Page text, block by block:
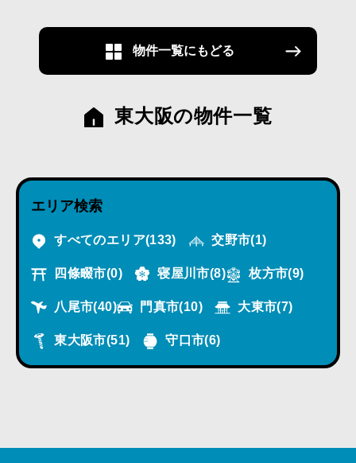
物件一覧にもどる
東大阪の物件一覧
エリア検索
すべてのエリア(133) 交野市(1)
四條畷市(0) 寝屋川市(8) 枚方市(9)
八尾市(40) 門真市(10) 大東市(7)
東大阪市(51) 守口市(6)